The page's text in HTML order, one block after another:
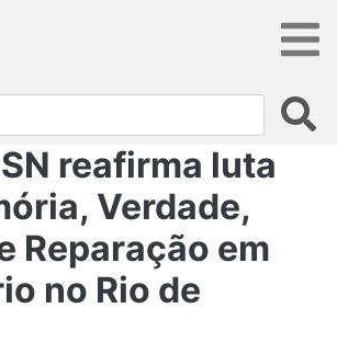
reafirma luta
Verdade,
Reparação em
no Rio de